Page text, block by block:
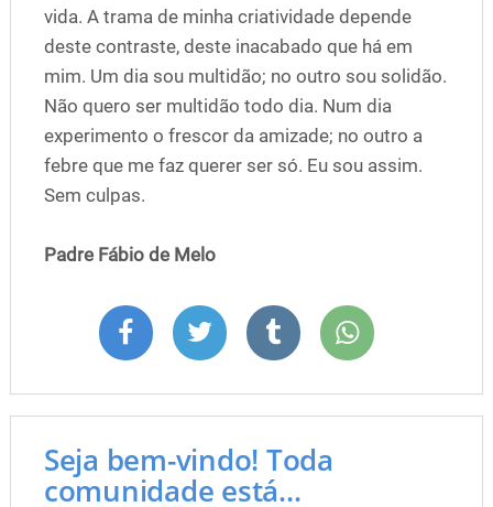
vida. A trama de minha criatividade depende
deste contraste, deste inacabado que há em
mim. Um dia sou multidão; no outro sou solidão.
Não quero ser multidão todo dia. Num dia
experimento o frescor da amizade; no outro a
febre que me faz querer ser só. Eu sou assim.
Sem culpas.
Padre Fábio de Melo
Seja bem-vindo! Toda
comunidade está...